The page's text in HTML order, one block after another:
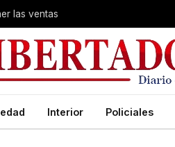
las ventas
Interior Policiales